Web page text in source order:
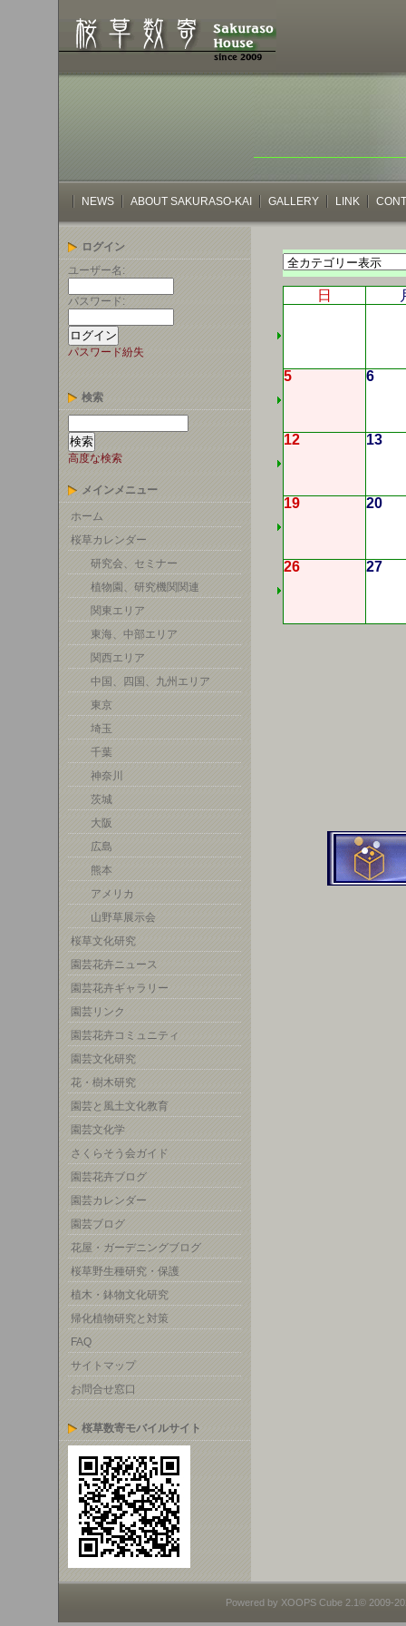
NEWS ABOUT SAKURASO-KAI GALLERY LINK
ログイン
ユーザー名:
パスワード:
パスワード紛失
検索
高度な検索
メインメニュー
ホーム
桜草カレンダー
研究会、セミナー
植物園、研究機関関連
関東エリア
東海、中部エリア
関西エリア
中国、四国、九州エリア
東京
埼玉
千葉
神奈川
茨城
大阪
広島
熊本
アメリカ
山野草展示会
桜草文化研究
園芸花卉ニュース
園芸花卉ギャラリー
園芸リンク
園芸花卉コミュニティ
園芸文化研究
花・樹木研究
園芸と風土文化教育
園芸文化学
さくらそう会ガイド
園芸花卉ブログ
園芸カレンダー
園芸ブログ
花屋・ガーデニングブログ
桜草野生種研究・保護
植木・鉢物文化研究
帰化植物研究と対策
FAQ
サイトマップ
お問合せ窓口
桜草数寄モバイルサイト
日
5 6
12 13
19 20
26 27
Powered by XOOPS Cube 2.1© 2009-